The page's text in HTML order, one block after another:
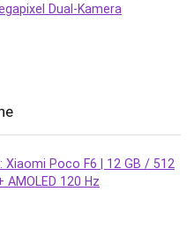
Dual-Kamera
Xiaomi Poco F6 | 12 GB / 512
AMOLED 120 Hz